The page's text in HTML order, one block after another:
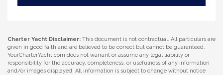
Charter Yacht Disclaimer: This document is not contractual. All particulars are
given in good faith and are believed to be correct but cannot be guaranteed.
YourCharterYacht.com does not warrant or assume any legal liability or
responsibility for the accuracy, completeness, or usefulness of any information
and/or images displayed. All information is subject to change without notice